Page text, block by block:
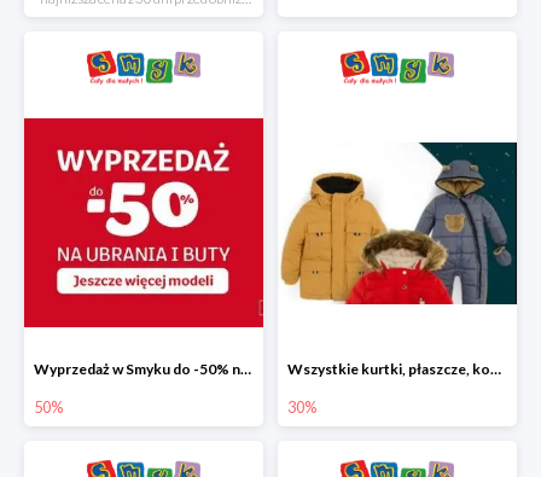
Wyprzedaż w Smyku do -50% na ubrania i buty
50%
Wszystkie kurtki, płaszcze, kombinezony i spodnie narciarskie -30%
30%